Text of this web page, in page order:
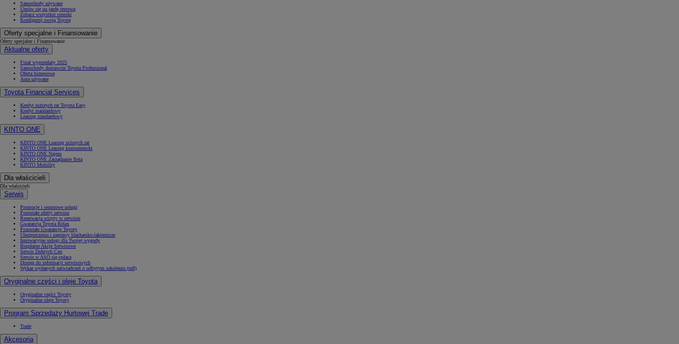
Samochody używane
Umów się na jazdę testową
Zobacz wszystkie cenniki
Konfiguruj swoją Toyotę
Oferty specjalne i Finansowanie
Oferty specjalne i Finansowanie
Aktualne oferty
Finał wyprzedaży 2025
Samochody dostawcze Toyota Professional
Oferta biznesowa
Auta używane
Toyota Financial Services
Kredyt niższych rat Toyota Easy
Kredyt standardowy
Leasing standardowy
KINTO ONE
KINTO ONE Leasing niższych rat
KINTO ONE Leasing konsumencki
KINTO ONE Najem
KINTO ONE Zarządzanie flotą
KINTO Mobility
Dla właścicieli
Dla właścicieli
Serwis
Promocje i sezonowe usługi
Pozostałe oferty serwisu
Rezerwacja wizyty w serwisie
Gwarancja Toyota Relax
Pozostałe Gwarancje Toyoty
Ubezpieczenia i naprawy blacharsko-lakiernicze
Innowacyjne usługi dla Twojej wygody
Bezpłatne Akcje Serwisowe
Serwis Dobrych Cen
Serwis w ASO się opłaca
Dostęp do informacji serwisowych
Wykaz wydanych zaświadczeń o odbytym szkoleniu (pdf)
Oryginalne części i oleje Toyota
Oryginalne części Toyoty
Oryginalne oleje Toyoty
Program Sprzedaży Hurtowej Trade
Trade
Akcesoria